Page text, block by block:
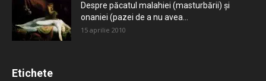
Despre păcatul malahiei (masturbării) şi
onaniei (pazei de a nu avea...
15 aprilie 2010
Etichete